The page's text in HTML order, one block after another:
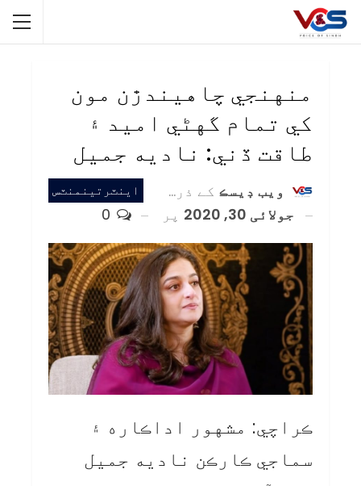
منهنجي چاهيندڙن مون
کي تمام گهڻي اميد ۽
طاقت ڏني: ناديه جميل
اينٽرتينمنٽس ويب ڊيسڪ کے ذریعہ
جولائی 30, 2020
پر
ڪراچي: مشهور اداڪاره ۽
سماجي ڪارڪن ناديه جميل